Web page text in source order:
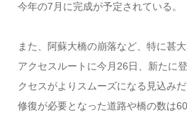
今年の7月に完成が予定されている。
また、阿蘇大橋の崩落など、特に甚
アクセスルートに今月26日、新たに
クセスがよりスムーズになる見込み
修復が必要となった道路や橋の数は